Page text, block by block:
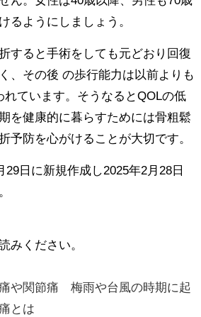
るようにしましょう。
すると手術をしても元どおり回復
、その後 の歩行能力は以前よりも
れています。そうなるとQOLの低
を健康的に暮らすためには骨粗鬆
予防を心がけることが大切です。
29日に新規作成し2025年2月28日
みください。
や関節痛 梅雨や台風の時期に起
とは